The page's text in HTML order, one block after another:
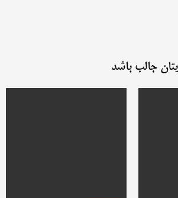
جالب باشد